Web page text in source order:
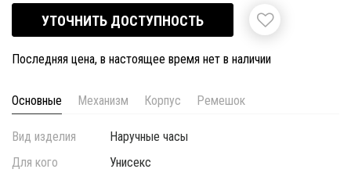
УТОЧНИТЬ ДОСТУПНОСТЬ
Последняя цена, в настоящее время нет в наличии
Основные Механизм Корпус Ремешок
Вид изделия
Наручные часы
Для кого
Унисекс